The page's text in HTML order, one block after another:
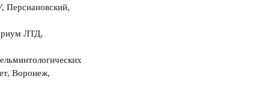
Персиановский,
ЛТД,
Воронеж,